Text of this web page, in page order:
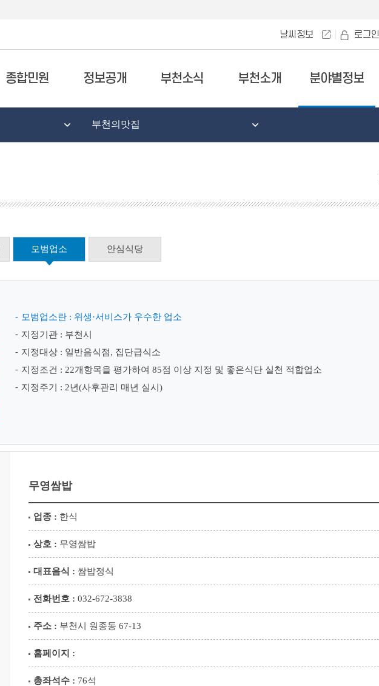
날씨정보 로그인
종합민원 정보공개 부천소식 부천소개 분야별정보
부천의맛집
모범업소 안심식당
모범업소란 : 위생·서비스가 우수한 업소
지정기관 : 부천시
지정대상 : 일반음식점, 집단급식소
지정조건 : 22개항목을 평가하여 85점 이상 지정 및 좋은식단 실천 적합업소
지정주기 : 2년(사후관리 매년 실시)
무영쌈밥
업종 : 한식
상호 : 무영쌈밥
대표음식 : 쌈밥정식
전화번호 : 032-672-3838
주소 : 부천시 원종동 67-13
홈페이지 :
총좌석수 : 76석